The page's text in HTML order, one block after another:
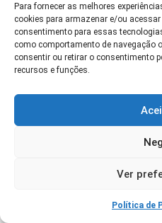
Para fornecer as melhores
cookies para armazenar e/ou
consentimento para essas
como comportamento de navegação
consentir ou retirar o consentimento
recursos e funções.
Ver
Política de
resultados e ajustar
Gestores que
ajustar aplicação de
de práticas, reduzindo
lucros. Uso de
acesso a financiamento
Ferramentas e
mapeamento de